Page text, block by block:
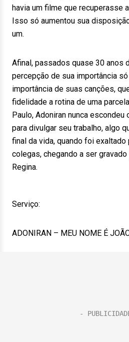
havia um filme que recuperasse
Isso só aumentou sua
um.
Afinal, passados quase 30 anos
percepção de sua importância
importância de suas canções,
fidelidade a rotina de uma
Paulo, Adoniran nunca
para divulgar seu trabalho, algo
final da vida, quando foi
colegas, chegando a ser
Regina.
Serviço:
ADONIRAN – MEU NOME É